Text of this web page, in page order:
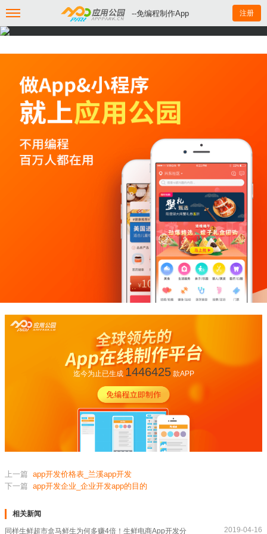
--免编程制作App 注册
迄今为止已生成 1446425款APP
上一篇 app开发价格表_兰溪app开发
下一篇 app开发企业_企业开发app的目的
相关新闻
同样生鲜超市盒马鲜生为何多赚4倍！生鲜电商App开发分 2019-04-16